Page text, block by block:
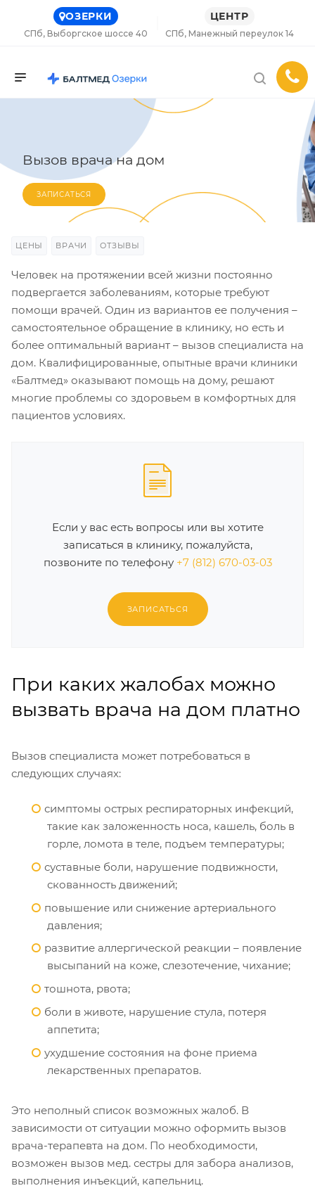
ОЗЕРКИ
СПб, Выборгское шоссе 40
ЦЕНТР
СПб, Манежный переулок 14
Вызов врача на дом
ЗАПИСАТЬСЯ
ЦЕНЫ ВРАЧИ ОТЗЫВЫ
Человек на протяжении всей жизни постоянно
подвергается заболеваниям, которые требуют
помощи врачей. Один из вариантов ее получения –
самостоятельное обращение в клинику, но есть и
более оптимальный вариант – вызов специалиста на
дом. Квалифицированные, опытные врачи клиники
«Балтмед» оказывают помощь на дому, решают
многие проблемы со здоровьем в комфортных для
пациентов условиях.
Если у вас есть вопросы или вы хотите
записаться в клинику, пожалуйста,
позвоните по телефону +7 (812) 670-03-03
ЗАПИСАТЬСЯ
При каких жалобах можно
вызвать врача на дом платно
Вызов специалиста может потребоваться в
следующих случаях:
симптомы острых респираторных инфекций,
такие как заложенность носа, кашель, боль в
горле, ломота в теле, подъем температуры;
суставные боли, нарушение подвижности,
скованность движений;
повышение или снижение артериального
давления;
развитие аллергической реакции – появление
высыпаний на коже, слезотечение, чихание;
тошнота, рвота;
боли в животе, нарушение стула, потеря
аппетита;
ухудшение состояния на фоне приема
лекарственных препаратов.
Это неполный список возможных жалоб. В
зависимости от ситуации можно оформить вызов
врача-терапевта на дом. По необходимости,
возможен вызов мед. сестры для забора анализов,
выполнения инъекций, капельниц.